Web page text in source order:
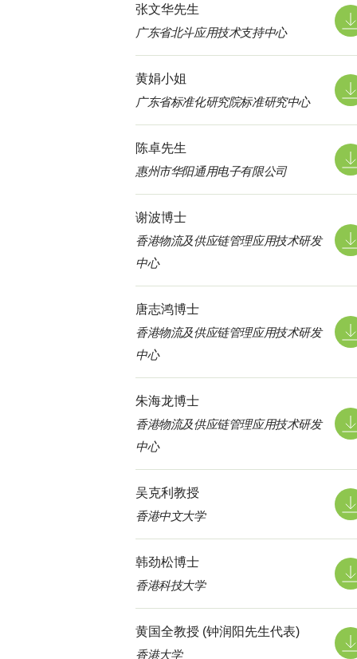
张文华先生
广东省北斗应用技术支持中心
黄娟小姐
广东省标准化研究院标准研究中心
陈卓先生
惠州市华阳通用电子有限公司
谢波博士
香港物流及供应链管理应用技术研发
中心
唐志鸿博士
香港物流及供应链管理应用技术研发
中心
朱海龙博士
香港物流及供应链管理应用技术研发
中心
吴克利教授
香港中文大学
韩劲松博士
香港科技大学
黄国全教授 (钟润阳先生代表)
香港大学